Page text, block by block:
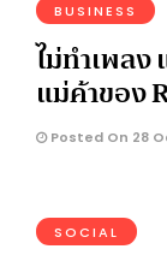
BUSINESS
ไม่ทำเพลง
แม่ค้าของ
Posted On 28
SOCIAL